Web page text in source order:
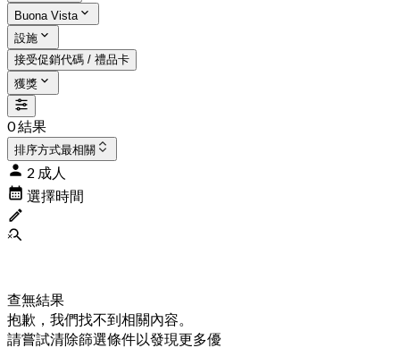
Buona Vista
設施
接受促銷代碼 / 禮品卡
獲獎
0 結果
排序方式最相關
2 成人
選擇時間
查無結果
抱歉，我們找不到相關內容。
請嘗試清除篩選條件以發現更多優